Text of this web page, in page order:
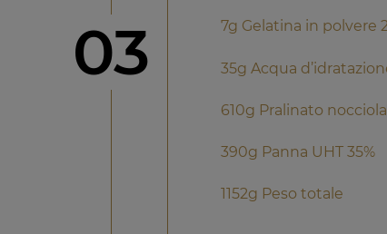
Step
03 7g Gelatina in polvere
35g Acqua
610g Pralinato
390g Panna UHT 35%
1152g Peso totale